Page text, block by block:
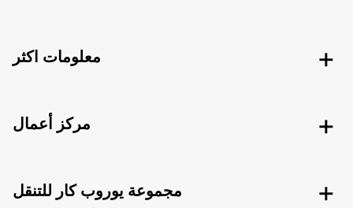
معلومات اكثر
مركز أعمال
مجموعة يوروب كار للتنقل